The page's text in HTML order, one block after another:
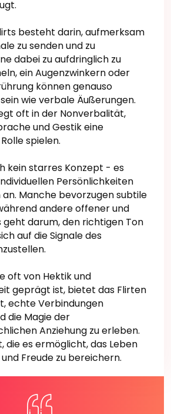
besteht darin, aufmerksam
zu senden und zu
dabei zu aufdringlich zu
ein Augenzwinkern oder
können genauso
wie verbale Äußerungen.
oft in der Nonverbalität,
und Gestik eine
spielen.
kein starres Konzept - es
Persönlichkeiten
Manche bevorzugen subtile
andere offener und
geht darum, den richtigen Ton
auf die Signale des
oft von Hektik und
geprägt ist, bietet das Flirten
echte Verbindungen
die Magie der
Anziehung zu erleben.
die es ermöglicht, das Leben
Freude zu bereichern.